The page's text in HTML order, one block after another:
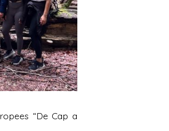
“De Cap a